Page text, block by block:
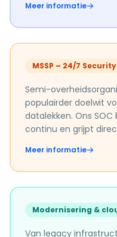
Meer informatie
MSSP – 24/7
Semi-
populairder doelwit
datalekken. Ons
continu en grijpt
Meer informatie
Modernisering &
Van legacy